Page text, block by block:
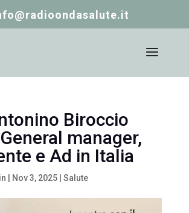
Biroccio
manager,
e Ad in Italia
Nov 3, 2025| Salute